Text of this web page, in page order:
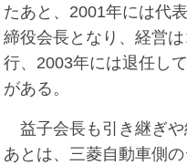
たあと、2001年には代
締役会長となり、経営
行、2003年には退任し
がある。
益子会長も引き継ぎや
あとは、三菱自動車側